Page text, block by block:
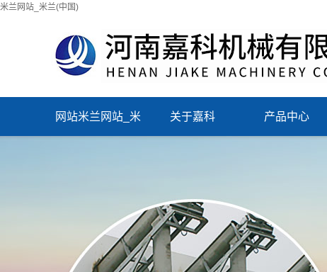
米兰网站_米兰(中国)
网站米兰网站_米 关于嘉科 产品中心